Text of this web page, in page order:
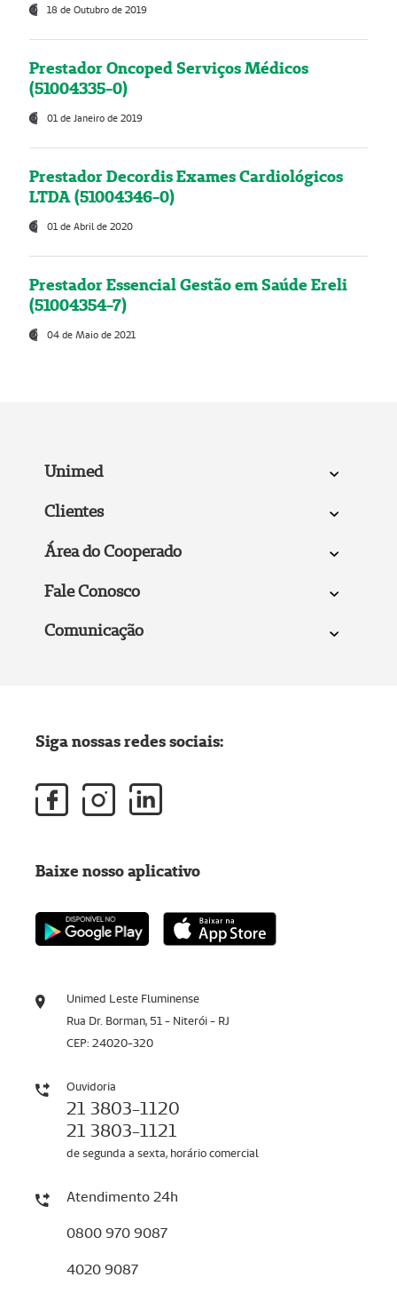
18 de Outubro de 2019
Prestador Oncoped Serviços Médicos
(51004335-0)
01 de Janeiro de 2019
Prestador Decordis Exames Cardiológicos
LTDA (51004346-0)
01 de Abril de 2020
Prestador Essencial Gestão em Saúde Ereli
(51004354-7)
04 de Maio de 2021
Unimed
Clientes
Área do Cooperado
Fale Conosco
Comunicação
Unimed Leste Fluminense
Rua Dr. Borman, 51 - Niterói - RJ
CEP: 24020-320
Ouvidoria
21 3803-1120
21 3803-1121
de segunda a sexta, horário comercial
Atendimento 24h
0800 970 9087
4020 9087
Siga nossas redes sociais:
Baixe nosso aplicativo